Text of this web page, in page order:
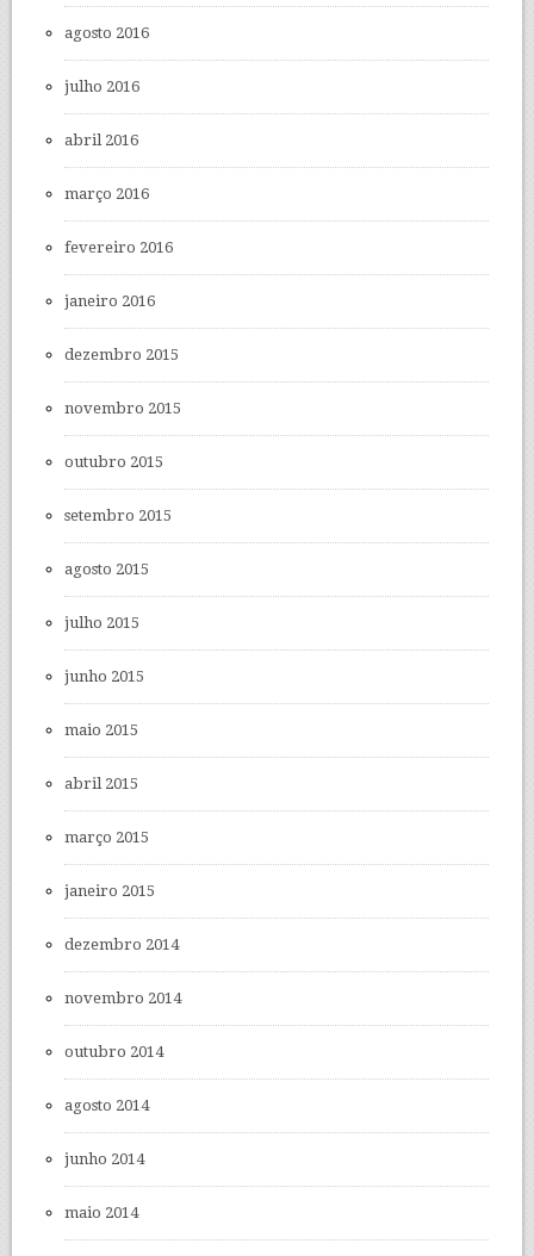
agosto 2016
julho 2016
abril 2016
março 2016
fevereiro 2016
janeiro 2016
dezembro 2015
novembro 2015
outubro 2015
setembro 2015
agosto 2015
julho 2015
junho 2015
maio 2015
abril 2015
março 2015
janeiro 2015
dezembro 2014
novembro 2014
outubro 2014
agosto 2014
junho 2014
maio 2014